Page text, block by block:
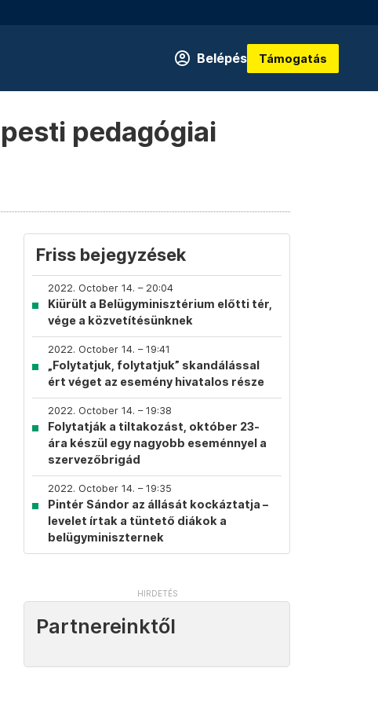
Belépés Támogatás
pedagógiai
Friss bejegyzések
2022. October 14. – 20:04
Kiürült a Belügyminisztérium előtti tér,
vége a közvetítésünknek
2022. October 14. – 19:41
„Folytatjuk, folytatjuk” skandálással
ért véget az esemény hivatalos része
2022. October 14. – 19:38
Folytatják a tiltakozást, október 23-
ára készül egy nagyobb eseménnyel a
szervezőbrigád
2022. October 14. – 19:35
Pintér Sándor az állását kockáztatja –
levelet írtak a tüntető diákok a
belügyminiszternek
Partnereinktől